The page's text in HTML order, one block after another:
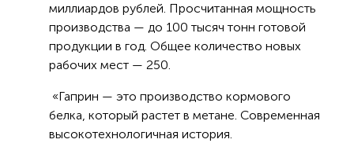
миллиардов рублей. Просчитанная мощность
производства — до 100 тысяч тонн готовой
продукции в год. Общее количество новых
рабочих мест — 250.
«Гаприн — это производство кормового
белка, который растет в метане. Современная
высокотехнологичная история.